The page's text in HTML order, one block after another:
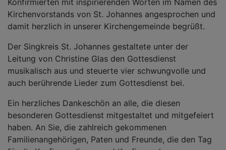
Konfirmierten mit inspirierenden Worten im Namen des
Kirchenvorstands von St. Johannes angesprochen und
damit herzlich in unserer Kirchengemeinde begrüßt.
Der Singkreis St. Johannes gestaltete unter der
Leitung von Christine Glas den Gottesdienst
musikalisch aus und steuerte vier schwungvolle und
auch berührende Lieder zum Gottesdienst bei.
Ein herzliches Dankeschön an alle, die diesen
besonderen Gottesdienst mitgestaltet und mitgefeiert
haben. An Sie, die zahlreich gekommenen
Familienangehörigen, Paten und Freunde, die den Tag